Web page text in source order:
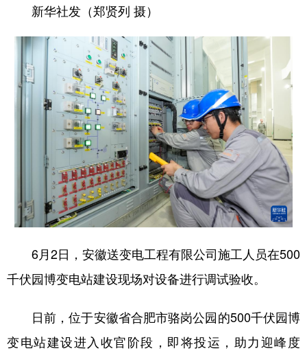
浙江 安徽
山东 河南 湖北 湖南
广东 广西 海南 重庆
四川 贵州 云南
陕西 甘肃 青海 宁夏
新疆 内蒙古 黑龙江
多语种频道
Русский язык 日本語 한국어
新华社发（郑贤列 摄）
6月2日，安徽送变电工程有限公司施工人员在500
千伏园博变电站建设现场对设备进行调试验收。
日前，位于安徽省合肥市骆岗公园的500千伏园博
变电站建设进入收官阶段，即将投运，助力迎峰度